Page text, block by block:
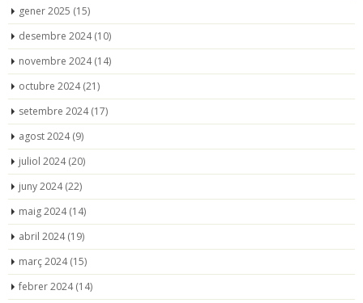
gener 2025 (15)
desembre 2024(10)
novembre 2024(14)
octubre 2024(21)
setembre 2024(17)
agost 2024(9)
juliol 2024(20)
juny 2024(22)
maig 2024(14)
abril 2024(19)
març 2024(15)
febrer 2024(14)